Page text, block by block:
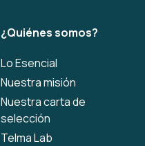
¿Quiénes somos?
Lo Esencial
Nuestra misión
Nuestra carta de
selección
Telma Lab